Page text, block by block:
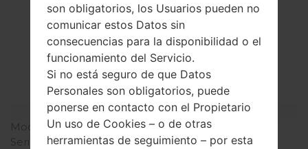
La especificación
LGV400(LGV400)
akaLG G Pad 7.0
Modelo y sus características
Modelo
LGV400
Serie
LG G Pad 7.0
son obligatorios, los Usuarios pueden no
comunicar estos Datos sin
consecuencias para la disponibilidad o el
funcionamiento del Servicio.
Si no está seguro de que Datos
Personales son obligatorios, puede
ponerse en contacto con el Propietario
Un uso de Cookies – o de otras
herramientas de seguimiento – por esta